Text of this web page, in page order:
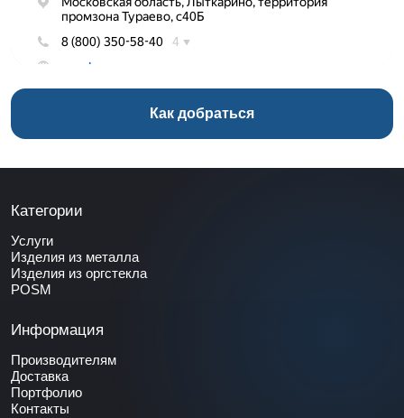
Как добраться
Категории
Услуги
Изделия из металла
Изделия из оргстекла
POSM
Информация
Производителям
Доставка
Портфолио
Контакты